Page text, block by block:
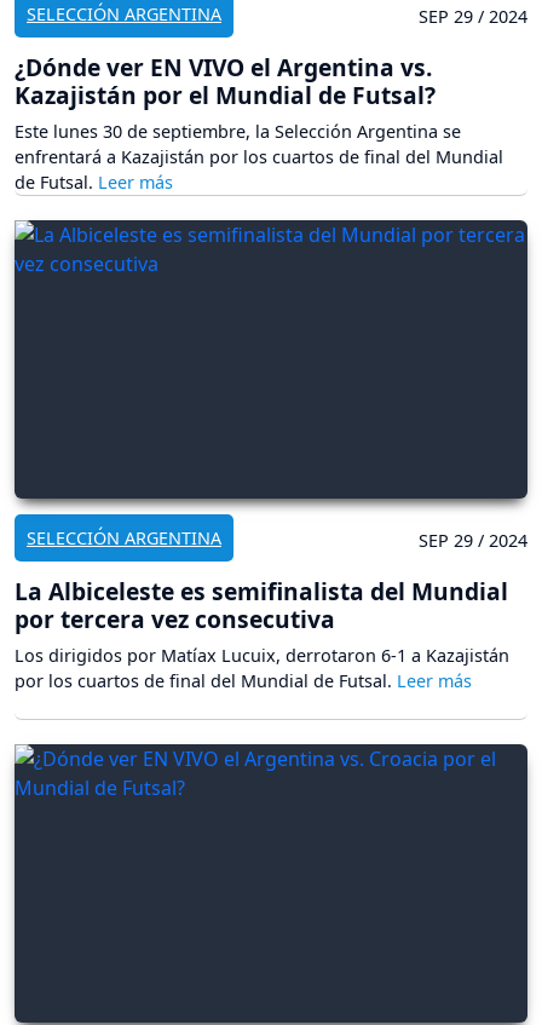
SELECCIÓN ARGENTINA SEP 29 / 2024
¿Dónde ver EN VIVO el Argentina vs.
Kazajistán por el Mundial de Futsal?
Este lunes 30 de septiembre, la Selección Argentina se
enfrentará a Kazajistán por los cuartos de final del Mundial
de Futsal.
SELECCIÓN ARGENTINA SEP 29 / 2024
La Albiceleste es semifinalista del Mundial
por tercera vez consecutiva
Los dirigidos por Matíax Lucuix, derrotaron 6-1 a Kazajistán
por los cuartos de final del Mundial de Futsal.